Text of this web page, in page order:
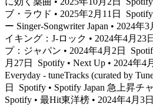
ブ・ラウド • 2025年2月11日
ー Singer-Songwriter Japan • 2024年3
イキング：J-ロック • 2024年4月23日
プ：ジャパン • 2024年4月2日
月27日
Spotify • Next Up • 2024年4
Everyday - tuneTracks (curated by
日
Spotify • Spotify Japan 急上昇チ
Spotify • 最Hit東洋榜 • 2024年4月3日